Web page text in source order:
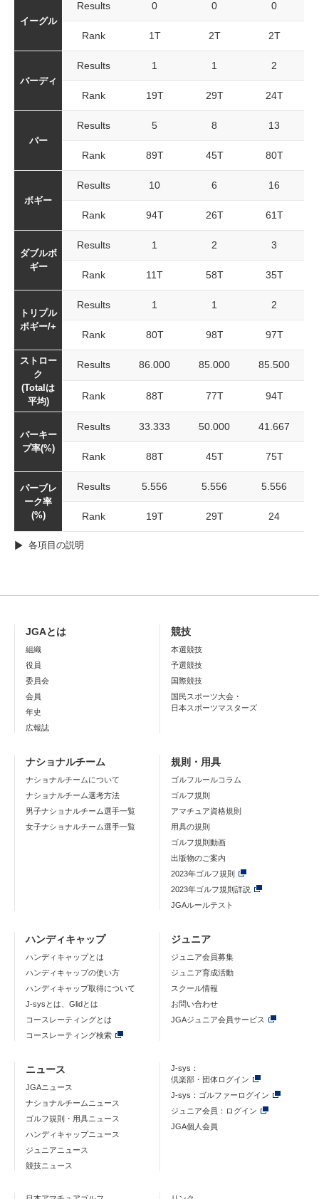
イーグル
Results 0 0 0
Rank 1T 2T 2T
バーディ
Results 1 1 2
Rank 19T 29T 24T
パー
Results 5 8 13
Rank 89T 45T 80T
ボギー
Results 10 6 16
Rank 94T 26T 61T
ダブルボ
ギー
Results 1 2 3
Rank 11T 58T 35T
トリプル
ボギー/+
Results 1 1 2
Rank 80T 98T 97T
ストロー
ク
(Totalは
平均)
Results 86.000 85.000 85.500
Rank 88T 77T 94T
パーキー
プ率(%)
Results 33.333 50.000 41.667
Rank 88T 45T 75T
パーブレ
ーク率
(%)
Results 5.556 5.556 5.556
Rank 19T 29T 24
各項目の説明
JGAとは
組織
役員
委員会
会員
年史
広報誌
競技
本選競技
予選競技
国際競技
国民スポーツ大会・
日本スポーツマスターズ
ナショナルチーム
ナショナルチームについて
ナショナルチーム選考方法
男子ナショナルチーム選手一覧
女子ナショナルチーム選手一覧
規則・用具
ゴルフルールコラム
ゴルフ規則
アマチュア資格規則
用具の規則
ゴルフ規則動画
出版物のご案内
2023年ゴルフ規則
2023年ゴルフ規則詳説
JGAルールテスト
ハンディキャップ
ハンディキャップとは
ハンディキャップの使い方
ハンディキャップ取得について
J-sysとは、Glidとは
コースレーティングとは
コースレーティング検索
ジュニア
ジュニア会員募集
ジュニア育成活動
スクール情報
お問い合わせ
JGAジュニア会員サービス
ニュース
JGAニュース
ナショナルチームニュース
ゴルフ規則・用具ニュース
ハンディキャップニュース
ジュニアニュース
競技ニュース
J-sys：
倶楽部・団体ログイン
J-sys：ゴルファーログイン
ジュニア会員：ログイン
JGA個人会員